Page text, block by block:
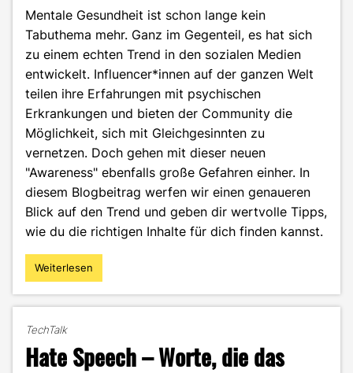
Mentale Gesundheit ist schon lange kein
Tabuthema mehr. Ganz im Gegenteil, es hat sich
zu einem echten Trend in den sozialen Medien
entwickelt. Influencer*innen auf der ganzen Welt
teilen ihre Erfahrungen mit psychischen
Erkrankungen und bieten der Community die
Möglichkeit, sich mit Gleichgesinnten zu
vernetzen. Doch gehen mit dieser neuen
"Awareness" ebenfalls große Gefahren einher. In
diesem Blogbeitrag werfen wir einen genaueren
Blick auf den Trend und geben dir wertvolle Tipps,
wie du die richtigen Inhalte für dich finden kannst.
"#mentalhealth
auf
&
Co.:
Inspiration
Weiterlesen
TechTalk
Hate Speech – Worte, die das